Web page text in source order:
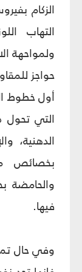
الزكام
التهاب
ولمواحهة
حواجز
أول خطوط
التي تحول
الدهنية،
بخصائص
والحامضة
فيها.
وفي حال